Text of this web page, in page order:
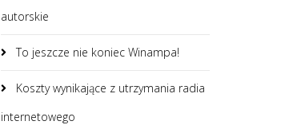
autorskie
To jeszcze nie koniec Winampa!
Koszty wynikające z utrzymania radia
internetowego